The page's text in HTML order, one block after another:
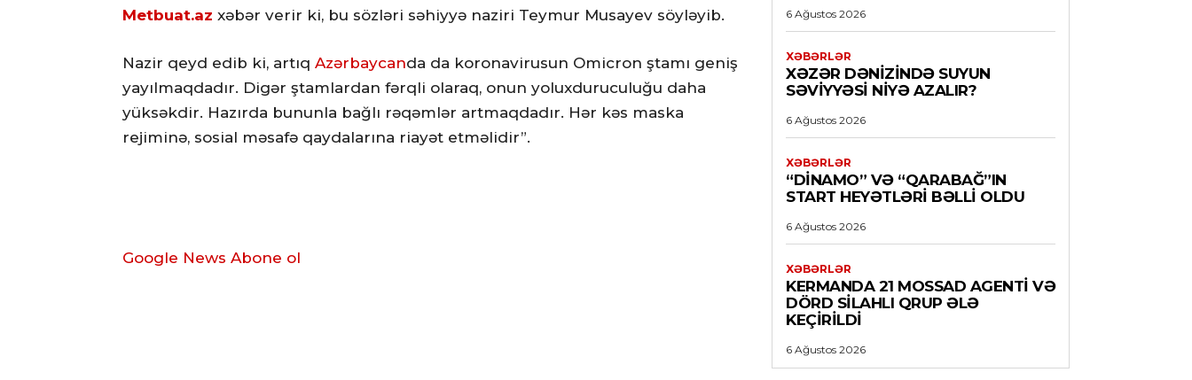
Metbuat.az xəbər verir ki, bu sözləri səhiyyə naziri Teymur Musayev söyləyib.
Nazir qeyd edib ki, artıq Azərbaycanda da koronavirusun Omicron ştamı geniş
yayılmaqdadır. Digər ştamlardan fərqli olaraq, onun yoluxduruculuğu daha
yüksəkdir. Hazırda bununla bağlı rəqəmlər artmaqdadır. Hər kəs maska
rejiminə, sosial məsafə qaydalarına riayət etməlidir”.
Google News Abone ol
6 Ağustos 2026
XƏBƏRLƏR
XƏZƏR DƏNIZINDƏ SUYUN
SƏVIYYƏSI NIYƏ AZALIR?
6 Ağustos 2026
XƏBƏRLƏR
“DINAMO” VƏ “QARABAĞ”IN
START HEYƏTLƏRI BƏLLI OLDU
6 Ağustos 2026
XƏBƏRLƏR
KERMANDA 21 MOSSAD AGENTI VƏ
DÖRD SILAHLI QRUP ƏLƏ
KEÇIRILDI
6 Ağustos 2026